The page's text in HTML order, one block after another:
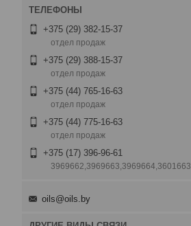
+375 (29) 382-15-37
отдел продаж
+375 (29) 388-15-37
отдел продаж
+375 (44) 765-16-63
отдел продаж
+375 (44) 775-16-63
отдел продаж
+375 (17) 396-96-61
3969662,3969663,3969664,3601663
oils@oils.by